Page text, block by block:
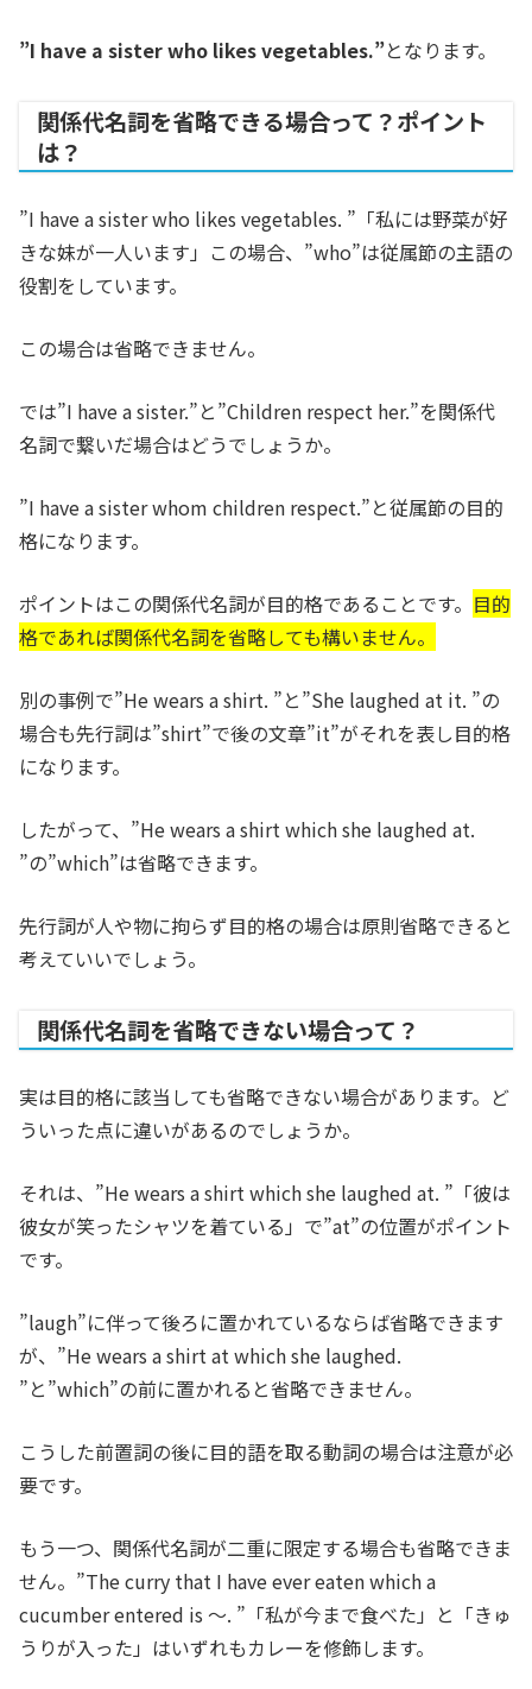
”I have a sister who likes vegetables.”となります。
関係代名詞を省略できる場合って？ポイント
は？
”I have a sister who likes vegetables. ”「私には野菜が好
きな妹が一人います」この場合、”who”は従属節の主語の
役割をしています。
この場合は省略できません。
では”I have a sister.”と”Children respect her.”を関係代
名詞で繋いだ場合はどうでしょうか。
”I have a sister whom children respect.”と従属節の目的
格になります。
ポイントはこの関係代名詞が目的格であることです。 目的
格であれば関係代名詞を省略しても構いません。
別の事例で”He wears a shirt. ”と”She laughed at it. ”の
場合も先行詞は”shirt”で後の文章”it”がそれを表し目的格
になります。
したがって、”He wears a shirt which she laughed at.
”の”which”は省略できます。
先行詞が人や物に拘らず目的格の場合は原則省略できると
考えていいでしょう。
関係代名詞を省略できない場合って？
実は目的格に該当しても省略できない場合があります。ど
ういった点に違いがあるのでしょうか。
それは、”He wears a shirt which she laughed at. ”「彼は
彼女が笑ったシャツを着ている」で”at”の位置がポイント
です。
”laugh”に伴って後ろに置かれているならば省略できます
が、”He wears a shirt at which she laughed.
”と”which”の前に置かれると省略できません。
こうした前置詞の後に目的語を取る動詞の場合は注意が必
要です。
もう一つ、関係代名詞が二重に限定する場合も省略できま
せん。”The curry that I have ever eaten which a
cucumber entered is ～. ”「私が今まで食べた」と「きゅ
うりが入った」はいずれもカレーを修飾します。